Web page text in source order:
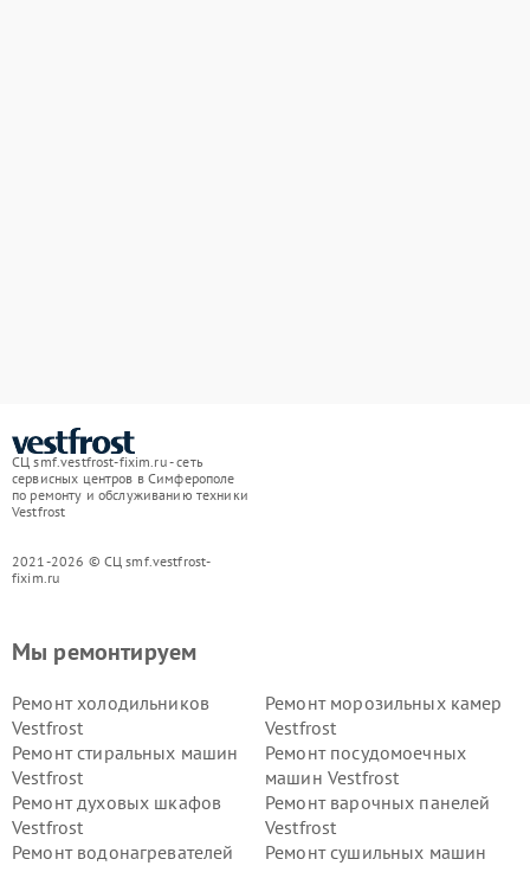
СЦ smf.vestfrost-fixim.ru - сеть
сервисных центров в Симферополе
по ремонту и обслуживанию техники
Vestfrost
2021-2026 © СЦ smf.vestfrost-
fixim.ru
Мы ремонтируем
Ремонт холодильников
Vestfrost
Ремонт морозильных камер
Vestfrost
Ремонт стиральных машин
Vestfrost
Ремонт посудомоечных
машин Vestfrost
Ремонт духовых шкафов
Vestfrost
Ремонт варочных панелей
Vestfrost
Ремонт водонагревателей
Ремонт сушильных машин